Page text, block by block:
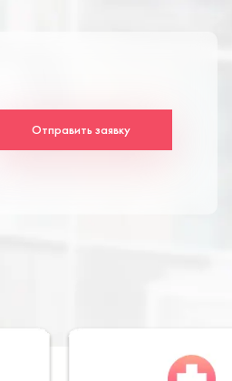
Отправить заявку